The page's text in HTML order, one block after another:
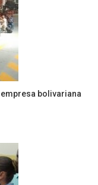
bolivariana